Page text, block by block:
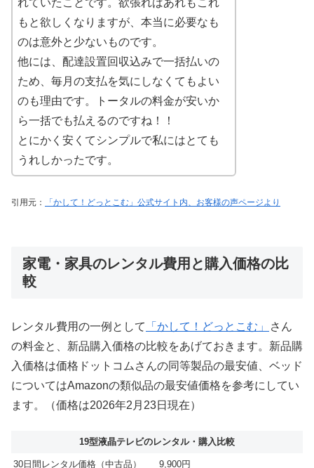
もと欲しくなりますが、本当に必要なも
のは意外と少ないものです。
他には、配達設置回収込みで一括払いの
ため、毎月の支払を気にしなくてもよい
のも理由です。トータルの料金が安いか
ら一括でも払えるのですね！！
とにかく安くてシンプルで私にはとても
うれしかったです。
引用元： 「かして！どっとこむ」公式サイト内、お客様の声ページより
家電・家具のレンタル費用と購入価格の比
較
レンタル費用の一例として 「かして！どっとこむ」
さん
の料金と、新品購入価格の比較をあげておきます。新品購
入価格は価格ドットコムさんの同等製品の最安値、ベッド
についてはAmazonの類似品の最安値価格を参考にしてい
ます。（価格は2026年2月23日現在）
19型液晶テレビのレンタル・購入比較
30日間レンタル価格（中古品） 9,900円